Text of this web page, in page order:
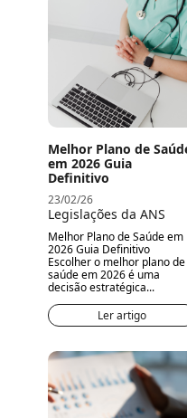
Melhor Plano de
em 2026 Guia
Definitivo
23/02/26
Legislações da ANS
Melhor Plano de Saúde em
2026 Guia Definitivo
Escolher o melhor plano de
saúde em 2026 é uma
decisão estratégica...
Ler artigo